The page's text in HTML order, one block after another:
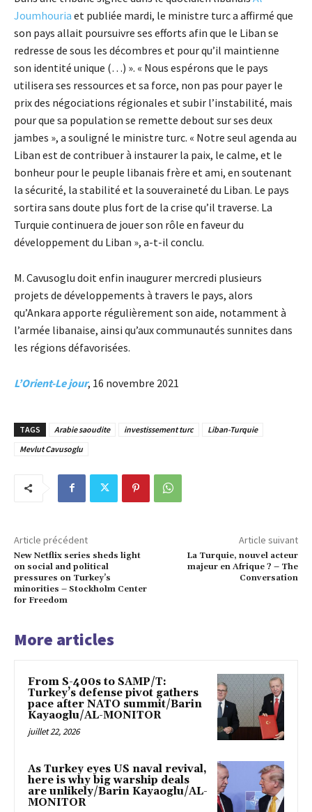
Joumhouria et publiée mardi, le ministre turc a affirmé que
son pays allait poursuivre ses efforts afin que le Liban se
redresse de sous les décombres et pour qu’il maintienne
son identité unique (…) ». « Nous espérons que le pays
utilisera ses ressources et sa force, non pas pour payer le
prix des négociations régionales et subir l’instabilité, mais
pour que sa population se remette debout sur ses deux
jambes », a souligné le ministre turc. « Notre seul agenda au
Liban est de contribuer à instaurer la paix, le calme, et le
bonheur pour le peuple libanais frère et ami, en soutenant
la sécurité, la stabilité et la souveraineté du Liban. Le pays
sortira sans doute plus fort de la crise qu’il traverse. La
Turquie continuera de jouer son rôle en faveur du
développement du Liban », a-t-il conclu.
​M. Cavusoglu doit enfin inaugurer mercredi plusieurs
projets de développements à travers le pays, alors
qu’Ankara apporte régulièrement son aide, notamment à
l’armée libanaise, ainsi qu’aux communautés sunnites dans
les régions défavorisées.
L’Orient-Le jour, 16 novembre 2021
TAGS Arabie saoudite investissement turc
Liban-Turquie
Mevlut Cavusoglu
Article précédent
New Netflix series sheds light
on social and political
pressures on Turkey’s
minorities – Stockholm Center
for Freedom
Article suivant
La Turquie, nouvel acteur
majeur en Afrique ? – The
Conversation
More articles
From S-400s to SAMP/T:
Turkey’s defense pivot gathers
pace after NATO summit/Barin
Kayaoglu/AL-MONITOR
juillet 22, 2026
As Turkey eyes US naval revival,
here is why big warship deals
are unlikely/Barin Kayaoglu/AL-
MONITOR